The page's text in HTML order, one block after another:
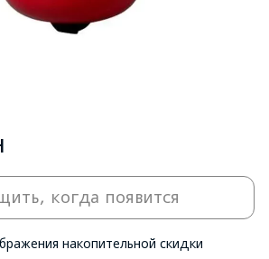
когда появится
накопительной скидки